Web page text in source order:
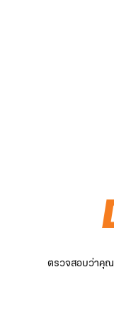
ตรวจสอบว่าคุณ